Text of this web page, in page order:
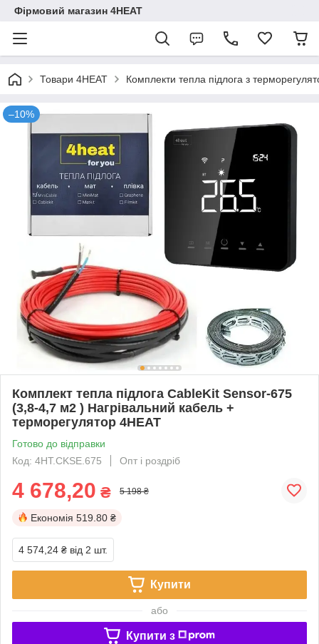
Фірмовий магазин 4HEAT
Товари 4HEAT Комплекти тепла підлога з
–10%
Комплект тепла підлога CableKit Sensor-675
(3,8-4,7 м2 ) Нагрівальний кабель +
терморегулятор 4HEAT
Готово до відправки
Код: 4HT.CKSE.675
Опт і роздріб
4 678,20 ₴ 5 198 ₴
Економія 519.80 ₴
4 574,24 ₴ від 2 шт.
Купити
або
Купити з